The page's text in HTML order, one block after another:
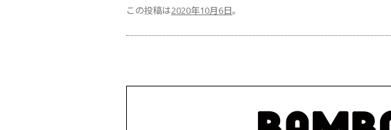
この投稿は2020年10月6日。